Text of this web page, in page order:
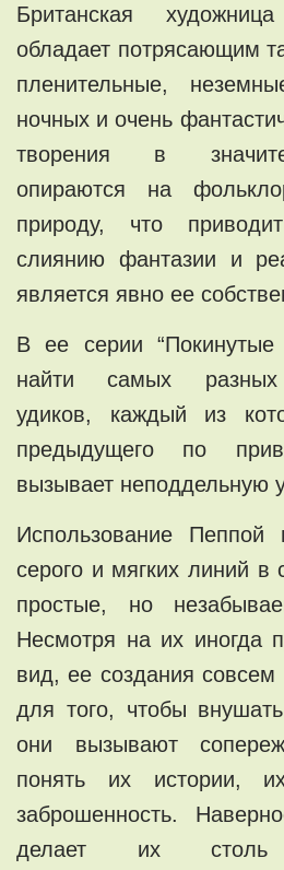
Британская
обладает потрясающим
пленительные,
ночных и очень
творения в
опираются на
природу, что
слиянию фантазии и
является явно ее
В ее серии “Покинутые
найти самых разных
удиков, каждый из
предыдущего по
вызывает неподдельную
Использование Пеппой
серого и мягких линий в
простые, но
Несмотря на их иногда
вид, ее создания
для того, чтобы
они вызывают
понять их истории,
заброшенность.
делает их столь